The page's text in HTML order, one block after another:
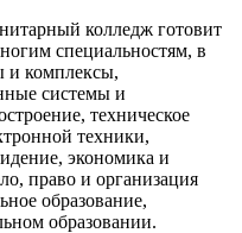
колледж готовит
специальностям, в
и комплексы,
системы и
техническое
техники,
экономика и
право и организация
образование,
образовании.